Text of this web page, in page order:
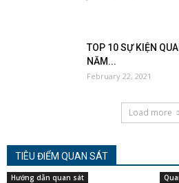
TOP 10 SỰ KIỆN
NĂM...
February 22, 2021
Load more
TIÊU ĐIỂM QUAN SÁT
Hướng dẫn quan sát